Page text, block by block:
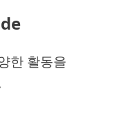
한 활동을